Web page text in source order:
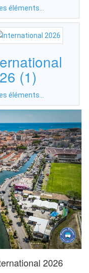
éléments...
(1)
éléments...
2026